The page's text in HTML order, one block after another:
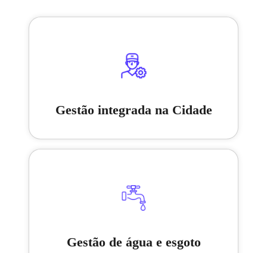
Gestão integrada na Cidade
Gestão de água e esgoto